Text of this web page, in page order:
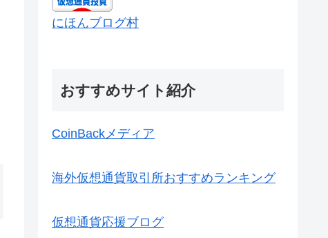
にほんブログ村
おすすめサイト紹介
CoinBackメディア
海外仮想通貨取引所おすすめランキング
仮想通貨応援ブログ